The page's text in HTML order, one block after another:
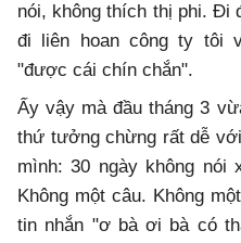
nói, không thích thị phi. Đi
đi liên hoan công ty tôi
"được cái chín chắn".
Ấy vậy mà đầu tháng 3
thứ tưởng chừng rất dễ
mình: 30 ngày không nói
Không một câu. Không
tin nhắn "ơ bà ơi bà có